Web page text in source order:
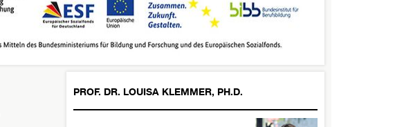
PROF. DR. LOUISA KLEMMER, PH.D.